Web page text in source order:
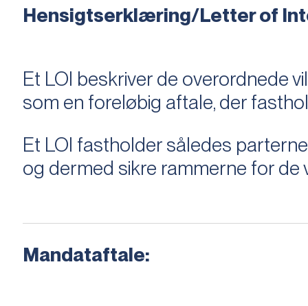
Hensigtserklæring/Letter of
Et LOI beskriver de overordnede
som en foreløbig aftale, der
Et LOI fastholder således
og dermed sikre rammerne for de
Mandataftale: